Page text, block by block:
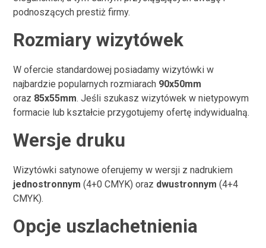
podnoszących prestiż firmy.
Rozmiary wizytówek
W ofercie standardowej posiadamy wizytówki w
najbardzie popularnych rozmiarach 90x50mm
oraz 85x55mm. Jeśli szukasz wizytówek w nietypowym
formacie lub kształcie przygotujemy ofertę indywidualną.
Wersje druku
Wizytówki satynowe oferujemy w wersji z nadrukiem
jednostronnym (4+0 CMYK) oraz dwustronnym (4+4
CMYK).
Opcje uszlachetnienia